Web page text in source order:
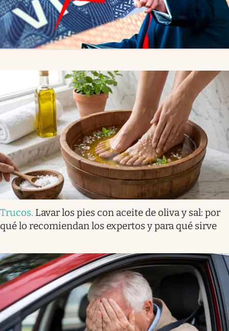
Trucos. Lavar los pies con aceite de oliva y sal: por
qué lo recomiendan los expertos y para qué sirve